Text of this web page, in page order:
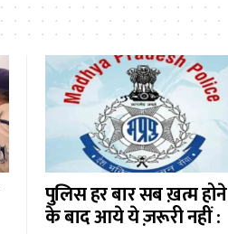
पुलिस हर बार सब ख़त्म होने
के बाद आये ये ज़रूरी नहीं :